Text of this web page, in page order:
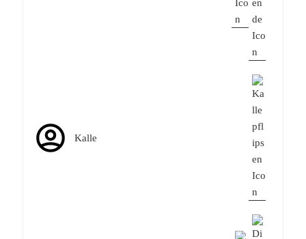
Kalle